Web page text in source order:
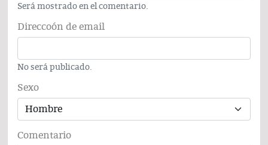
Será mostrado en el comentario.
Direccoón de email
No será publicado.
Sexo
Comentario